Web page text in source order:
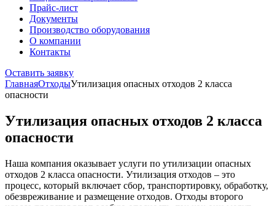
Прайс-лист
Документы
Производство оборудования
О компании
Контакты
Оставить заявку
ГлавнаяОтходыУтилизация опасных отходов 2 класса
опасности
Утилизация опасных отходов 2 класса
опасности
Наша компания оказывает услуги по утилизации опасных
отходов 2 класса опасности. Утилизация отходов – это
процесс, который включает сбор, транспортировку, обработку,
обезвреживание и размещение отходов. Отходы второго